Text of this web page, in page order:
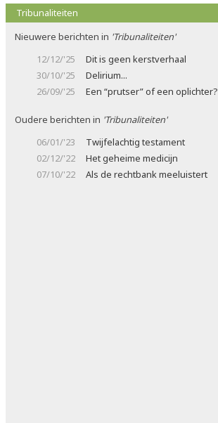
Tribunaliteiten
Nieuwere berichten in 'Tribunaliteiten'
12/12/'25
Dit is geen kerstverhaal
30/10/'25
Delirium...
26/09/'25
Een “prutser” of een oplichter?
Oudere berichten in 'Tribunaliteiten'
06/01/'23
Twijfelachtig testament
02/12/'22
Het geheime medicijn
07/10/'22
Als de rechtbank meeluistert